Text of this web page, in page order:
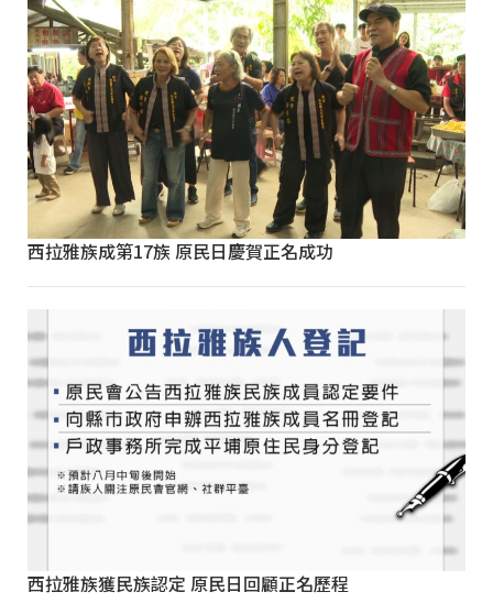
西拉雅族成第17族 原民日慶賀正名成功
西拉雅族獲民族認定 原民日回顧正名歷程